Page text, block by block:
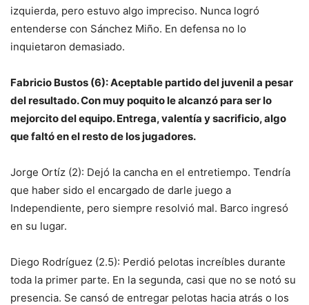
izquierda, pero estuvo algo impreciso. Nunca logró
entenderse con Sánchez Miño. En defensa no lo
inquietaron demasiado.
Fabricio Bustos (6): Aceptable partido del juvenil a pesar
del resultado. Con muy poquito le alcanzó para ser lo
mejorcito del equipo. Entrega, valentía y sacrificio, algo
que faltó en el resto de los jugadores.
Jorge Ortíz (2): Dejó la cancha en el entretiempo. Tendría
que haber sido el encargado de darle juego a
Independiente, pero siempre resolvió mal. Barco ingresó
en su lugar.
Diego Rodríguez (2.5): Perdió pelotas increíbles durante
toda la primer parte. En la segunda, casi que no se notó su
presencia. Se cansó de entregar pelotas hacia atrás o los